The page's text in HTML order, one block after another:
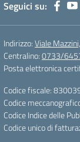
Seguici su:
Indirizzo:Viale
Centralino:0733/
Posta elettronica
Codice fiscale:
Codice
Codice Indice delle
Codice unico di